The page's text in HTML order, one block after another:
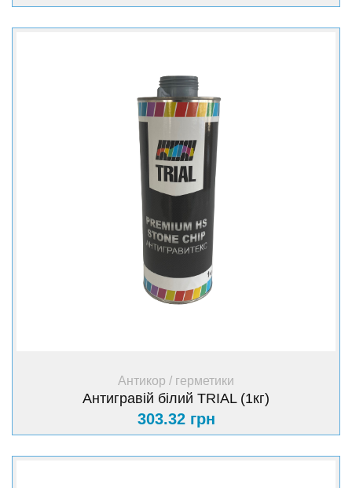
+ Купити
Антикор / герметики
Антигравій білий TRIAL (1кг)
303.32 грн